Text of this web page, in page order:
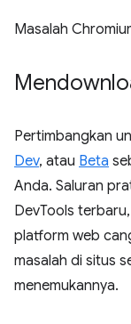
Masalah
Pertimbangkan
Dev, atau Beta
Anda. Saluran
DevTools
platform web
masalah di situs
menemukannya.